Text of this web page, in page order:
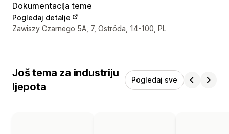
Dokumentacija teme
Pogledaj detalje
Podaci za kontakt dizajnera
Zawiszy Czarnego 5A, 7, Ostróda, 14-100, PL
Još tema za industriju
ljepota
Pogledaj sve